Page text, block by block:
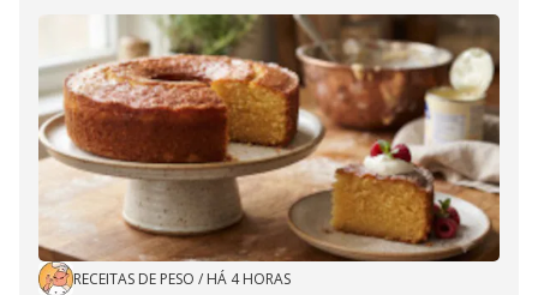
RECEITAS DE PESO / HÁ 4 HORAS